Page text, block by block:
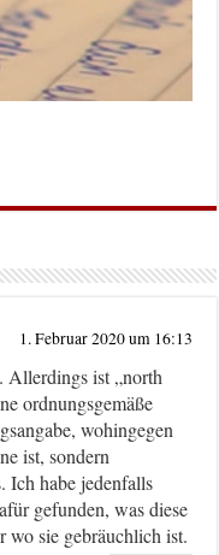
1. Februar 2020 um 16:13
Allerdings ist „north
ordnungsgemäße
wohingegen
ist, sondern
Ich habe jedenfalls
gefunden, was diese
wo sie gebräuchlich ist.